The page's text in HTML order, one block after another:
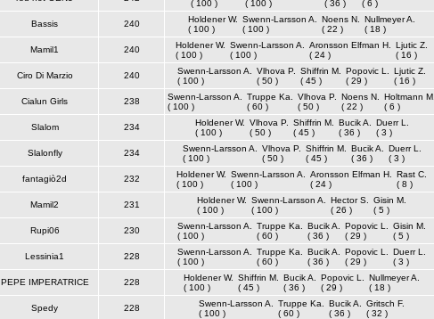
( 100 )
( 100 )
( 36 )
( 6 )
Bassis 240
Holdener W.
( 100 )
Swenn-Larsson A.
( 100 )
Noens N.
( 22 )
Nullmeyer A.
( 18 )
Mamil1 240
Holdener W.
( 100 )
Swenn-Larsson A.
( 100 )
Aronsson Elfman H.
( 24 )
Ljutic Z.
( 16 )
Ciro Di Marzio 240
Swenn-Larsson A.
( 100 )
Vlhova P.
( 50 )
Shiffrin M.
( 45 )
Popovic L.
( 29 )
Ljutic Z.
( 16 )
Cialun Girls 238
Swenn-Larsson A.
( 100 )
Truppe Ka.
( 60 )
Vlhova P.
( 50 )
Noens N.
( 22 )
Holtmann M.
( 6 )
Slalom 234
Holdener W.
( 100 )
Vlhova P.
( 50 )
Shiffrin M.
( 45 )
Bucik A.
( 36 )
Duerr L.
( 3 )
Slalonfly 234
Swenn-Larsson A.
( 100 )
Vlhova P.
( 50 )
Shiffrin M.
( 45 )
Bucik A.
( 36 )
Duerr L.
( 3 )
fantagiò2d 232
Holdener W.
( 100 )
Swenn-Larsson A.
( 100 )
Aronsson Elfman H.
( 24 )
Rast C.
( 8 )
Mamil2 231
Holdener W.
( 100 )
Swenn-Larsson A.
( 100 )
Hector S.
( 26 )
Gisin M.
( 5 )
Rupi06 230
Swenn-Larsson A.
( 100 )
Truppe Ka.
( 60 )
Bucik A.
( 36 )
Popovic L.
( 29 )
Gisin M.
( 5 )
Lessinia1 228
Swenn-Larsson A.
( 100 )
Truppe Ka.
( 60 )
Bucik A.
( 36 )
Popovic L.
( 29 )
Duerr L.
( 3 )
PEPE IMPERATRICE 228
Holdener W.
( 100 )
Shiffrin M.
( 45 )
Bucik A.
( 36 )
Popovic L.
( 29 )
Nullmeyer A.
( 18 )
Spedy 228
Swenn-Larsson A.
( 100 )
Truppe Ka.
( 60 )
Bucik A.
( 36 )
Gritsch F.
( 32 )